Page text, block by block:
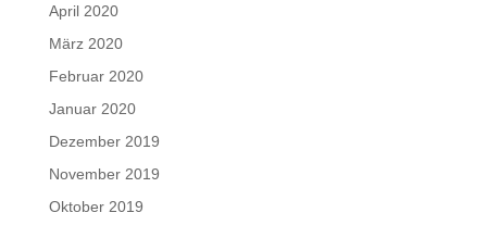
April 2020
März 2020
Februar 2020
Januar 2020
Dezember 2019
November 2019
Oktober 2019